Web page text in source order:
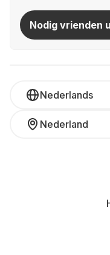
Nodig vrienden
Nederlands
Nederland